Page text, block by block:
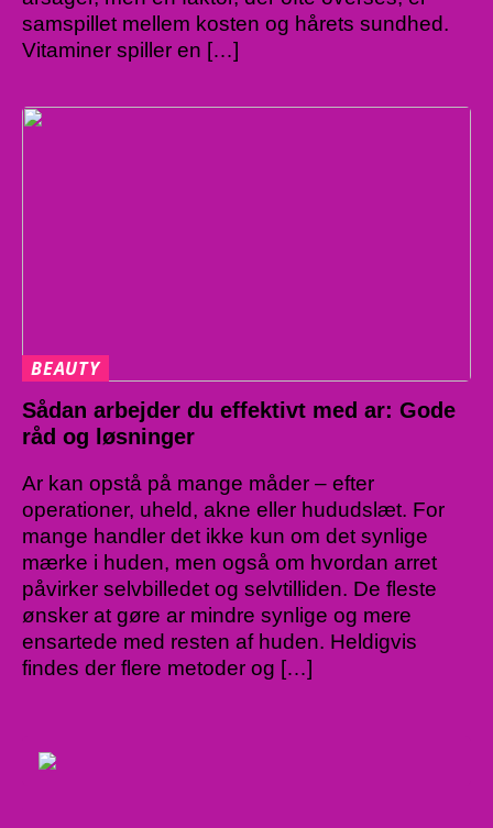
samspillet mellem kosten og hårets sundhed.
Vitaminer spiller en […]
BEAUTY
Sådan arbejder du effektivt med ar: Gode
råd og løsninger
Ar kan opstå på mange måder – efter
operationer, uheld, akne eller hududslæt. For
mange handler det ikke kun om det synlige
mærke i huden, men også om hvordan arret
påvirker selvbilledet og selvtilliden. De fleste
ønsker at gøre ar mindre synlige og mere
ensartede med resten af huden. Heldigvis
findes der flere metoder og […]